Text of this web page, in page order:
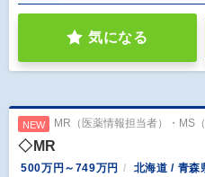
気になる
NEW MR（医薬情報担当者）・MS
◇MR
500万円～749万円
北海道 / 青森